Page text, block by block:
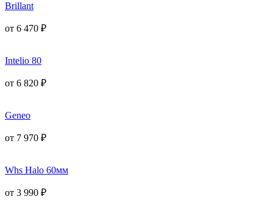
Brillant
от 6 470 ₽
Intelio 80
от 6 820 ₽
Geneo
от 7 970 ₽
Whs Halo 60мм
от 3 990 ₽